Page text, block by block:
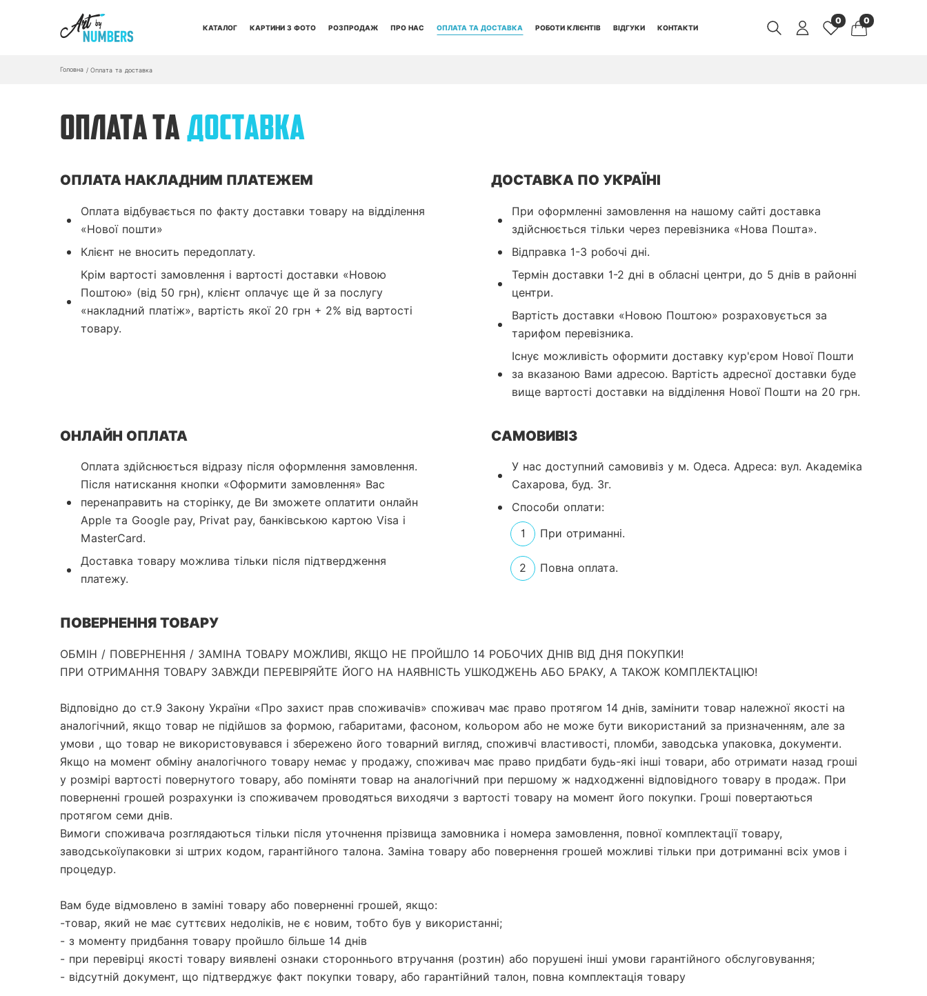
КАТАЛОГ КАРТИНИ З ФОТО РОЗПРОДАЖ ПРО НАС ОПЛАТА ТА ДОСТАВКА РОБОТИ КЛІЄНТІВ ВІДГУКИ КОНТАКТИ
0 0
Головна / Оплата та доставка
ОПЛАТА ТАДОСТАВКА
ОПЛАТА НАКЛАДНИМ ПЛАТЕЖЕМ
Оплата відбувається по факту доставки товару на відділення
«Нової пошти»
Клієнт не вносить передоплату.
Крім вартості замовлення і вартості доставки «Новою
Поштою» (від 50 грн), клієнт оплачує ще й за послугу
«накладний платіж», вартість якої 20 грн + 2% від вартості
товару.
ДОСТАВКА ПО УКРАЇНІ
При оформленні замовлення на нашому сайті доставка
здійснюється тільки через перевізника «Нова Пошта».
Відправка 1-3 робочі дні.
Термін доставки 1-2 дні в обласні центри, до 5 днів в районні
центри.
Вартість доставки «Новою Поштою» розраховується за
тарифом перевізника.
Існує можливість оформити доставку кур'єром Нової Пошти
за вказаною Вами адресою. Вартість адресної доставки буде
вище вартості доставки на відділення Нової Пошти на 20 грн.
ОНЛАЙН ОПЛАТА
Оплата здійснюється відразу після оформлення замовлення.
Після натискання кнопки «Оформити замовлення» Вас
перенаправить на сторінку, де Ви зможете оплатити онлайн
Apple та Google pay, Privat pay, банківською картою Visa і
MasterCard.
Доставка товару можлива тільки після підтвердження
платежу.
САМОВИВІЗ
У нас доступний самовивіз у м. Одеса. Адреса: вул. Академіка
Сахарова, буд. 3г.
Способи оплати:
1
При отриманні.
2 Повна оплата.
ПОВЕРНЕННЯ ТОВАРУ
ОБМІН / ПОВЕРНЕННЯ / ЗАМІНА ТОВАРУ МОЖЛИВІ, ЯКЩО НЕ ПРОЙШЛО 14 РОБОЧИХ ДНІВ ВІД ДНЯ ПОКУПКИ!
ПРИ ОТРИМАННЯ ТОВАРУ ЗАВЖДИ ПЕРЕВІРЯЙТЕ ЙОГО НА НАЯВНІСТЬ УШКОДЖЕНЬ АБО БРАКУ, А ТАКОЖ КОМПЛЕКТАЦІЮ!
Відповідно до ст.9 Закону України «Про захист прав споживачів» споживач має право протягом 14 днів, замінити товар належної якості на
аналогічний, якщо товар не підійшов за формою, габаритами, фасоном, кольором або не може бути використаний за призначенням, але за
умови , що товар не використовувався і збережено його товарний вигляд, споживчі властивості, пломби, заводська упаковка, документи.
Якщо на момент обміну аналогічного товару немає у продажу, споживач має право придбати будь-які інші товари, або отримати назад гроші
у розмірі вартості повернутого товару, або поміняти товар на аналогічний при першому ж надходженні відповідного товару в продаж. При
поверненні грошей розрахунки із споживачем проводяться виходячи з вартості товару на момент його покупки. Гроші повертаються
протягом семи днів.
Вимоги споживача розглядаються тільки після уточнення прізвища замовника і номера замовлення, повної комплектації товару,
заводськоїупаковки зі штрих кодом, гарантійного талона. Заміна товару або повернення грошей можливі тільки при дотриманні всіх умов і
процедур.
Вам буде відмовлено в заміні товару або поверненні грошей, якщо:
-товар, який не має суттєвих недоліків, не є новим, тобто був у використанні;
- з моменту придбання товару пройшло більше 14 днів
- при перевірці якості товару виявлені ознаки стороннього втручання (розтин) або порушені інші умови гарантійного обслуговування;
- відсутній документ, що підтверджує факт покупки товару, або гарантійний талон, повна комплектація товару